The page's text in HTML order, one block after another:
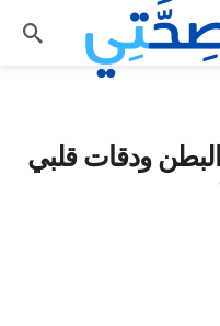
ودقات قلبي